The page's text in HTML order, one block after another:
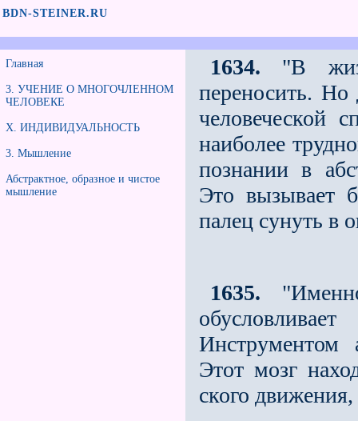
BDN-STEINER.RU
Главная
3. УЧЕНИЕ О МНОГОЧЛЕННОМ
ЧЕЛОВЕКЕ
Х. ИНДИВИДУАЛЬНОСТЬ
3. Мышление
Абстрактное, образное и чистое
мышление
1634. "В
переносить. Но
человеческой
наиболее
познании в
Это вызывает
палец сунуть в
1635.
Инструментом
Этот мозг
ского